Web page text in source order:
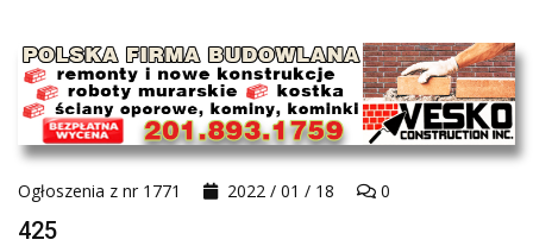
Ogłoszenia z nr 1771 2022 / 01 / 18 0
425